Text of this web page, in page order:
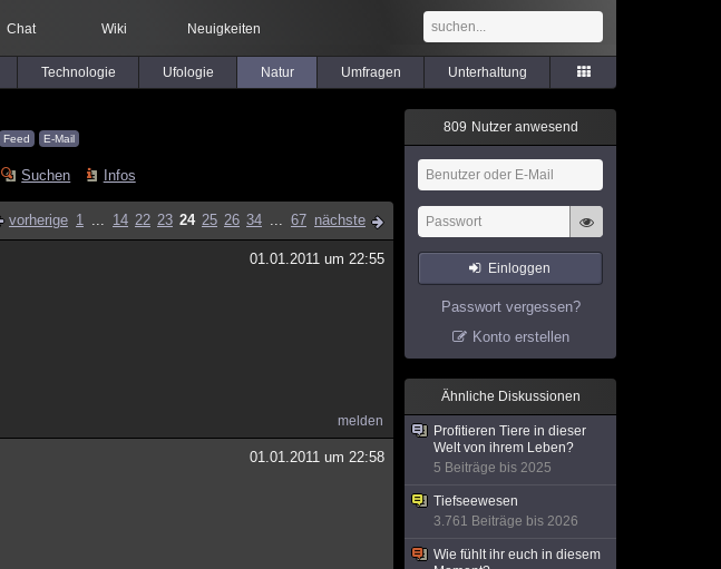
Chat Wiki Neuigkeiten
Technologie Ufologie Natur Umfragen Unterhaltung
Feed E-Mail
Suchen Infos
vorherige 1 ... 14 22 23 24 25 26 34 ... 67 nächste
01.01.2011 um 22:55
melden
01.01.2011 um 22:58
809 Nutzer anwesend
Einloggen
Passwort vergessen?
Konto erstellen
Ähnliche Diskussionen
Profitieren Tiere in dieser
Welt von ihrem Leben?
5 Beiträge bis 2025
Tiefseewesen
3.761 Beiträge bis 2026
Wie fühlt ihr euch in diesem